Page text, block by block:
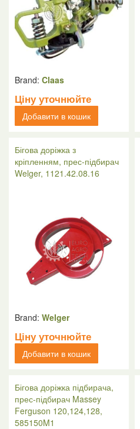
Brand: Claas
Ціну уточнюйте
Добавити в кошик
Бігова доріжка з
кріпленням, прес-підбирач
Welger, 1121.42.08.16
Brand: Welger
Ціну уточнюйте
Добавити в кошик
Бігова доріжка підбирача,
прес-підбирач Massey
Ferguson 120,124,128,
585150M1